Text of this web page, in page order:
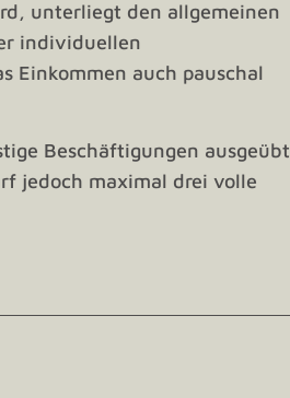
unterliegt den allgemeinen
individuellen
Einkommen auch pauschal
Beschäftigungen ausgeübt
jedoch maximal drei volle